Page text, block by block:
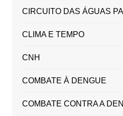
CIRCUITO DAS ÁGUAS
CLIMA E TEMPO
CNH
COMBATE À DENGUE
COMBATE CONTRA A